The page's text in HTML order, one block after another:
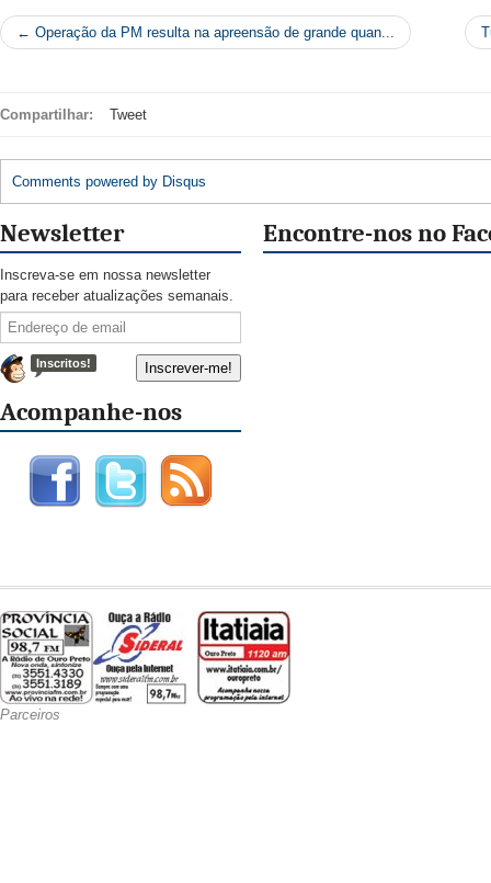
← Operação da PM resulta na apreensão de grande quan...
Compartilhar: Tweet
Comments powered by Disqus
Newsletter
Inscreva-se em nossa newsletter
para receber atualizações semanais.
Inscritos!
Acompanhe-nos
Encontre-nos no
Parceiros